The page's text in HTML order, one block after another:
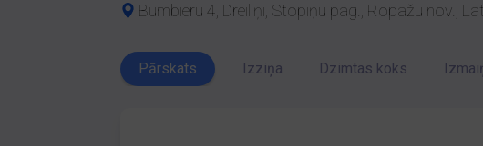
Bumbieru 4, Dreiliņi, Stopiņu pag., Ropažu nov.,
Pārskats Izziņa Dzimtas koks